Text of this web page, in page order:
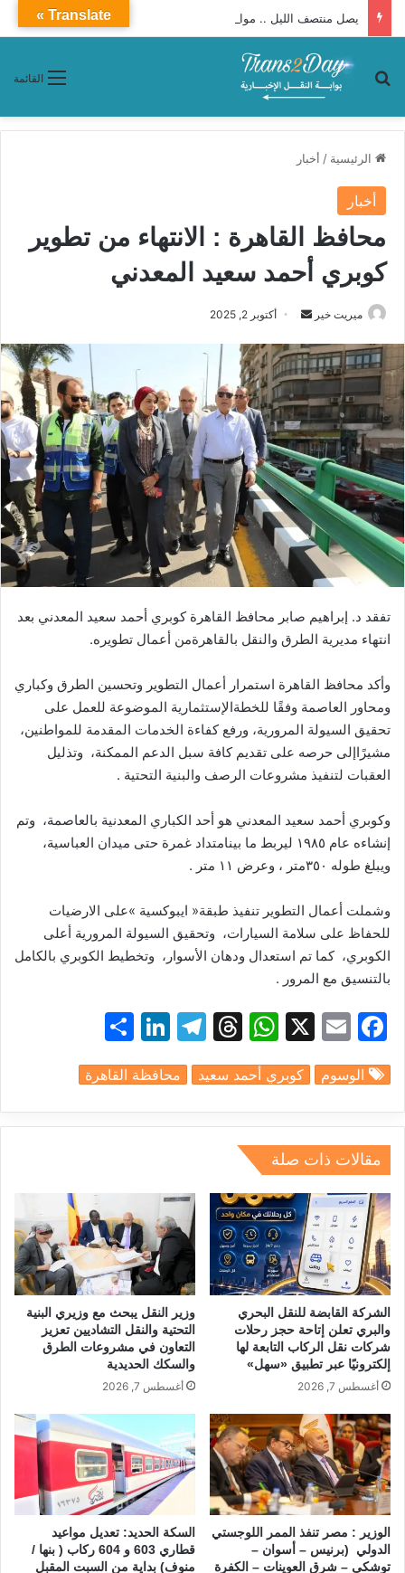
يصل منتصف الليل .. مواعيد توقفات قطار 990 فرنساوى مطور من القاهرة إلى سوهاج
القائمة بحث عن
الرئيسية / أخبار
أخبار
محافظ القاهرة : الانتهاء من تطوير
كوبري أحمد سعيد المعدني
ميريت خير
س
ل
ب
ر
ي
د
ا
إ
ل
ك
و
ن
ا
أكتوبر 2, 2025
تفقد د. إبراهيم صابر محافظ القاهرة كوبري أحمد سعيد المعدني بعد
انتهاء مديرية الطرق والنقل بالقاهرةمن أعمال تطويره.
وأكد محافظ القاهرة استمرار أعمال التطوير وتحسين الطرق وكباري
ومحاور العاصمة وفقًا للخطةالإستثمارية الموضوعة للعمل على
تحقيق السيولة المرورية، ورفع كفاءة الخدمات المقدمة للمواطنين،
مشيرًاإلى حرصه على تقديم كافة سبل الدعم الممكنة، وتذليل
العقبات لتنفيذ مشروعات الرصف والبنية التحتية .
وكوبري أحمد سعيد المعدني هو أحد الكباري المعدنية بالعاصمة، وتم
إنشاءه عام ١٩٨٥ ليربط ما بينامتداد غمرة حتى ميدان العباسية،
ويبلغ طوله ٣٥٠متر ، وعرض ١١ متر .
وشملت أعمال التطوير تنفيذ طبقة« ايبوكسية »على الارضيات
للحفاظ على سلامة السيارات، وتحقيق السيولة المرورية أعلى
الكوبري، كما تم استعدال ودهان الأسوار، وتخطيط الكوبري بالكامل
بالتنسيق مع المرور .
F
c
e
b
o
o
k
E
ai
l
X
W
at
s
A
p
p
T
e
a
T
e
gr
Li
k
e
ar
e
الوسوم كوبري أحمد سعيد محافظة القاهرة
مقالات ذات صلة
الشركة القابضة للنقل البحري
والبري تعلن إتاحة حجز رحلات
شركات نقل الركاب التابعة لها
إلكترونيًا عبر تطبيق «سهل»
أغسطس 7, 2026
وزير النقل يبحث مع وزيري البنية
التحتية والنقل التشاديين تعزيز
التعاون في مشروعات الطرق
والسكك الحديدية
أغسطس 7, 2026
الوزير : مصر تنفذ الممر اللوجستي
الدولي (برنيس – أسوان –
توشكى – شرق العوينات – الكفرة
السكة الحديد: تعديل مواعيد
قطاري 603 و 604 ركاب ( بنها /
منوف) بداية من السبت المقبل
Translate »